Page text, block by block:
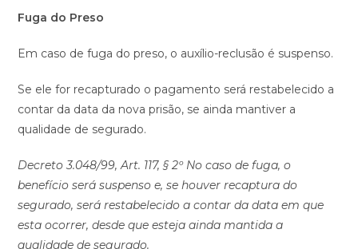
Fuga do Preso
Em caso de fuga do preso, o auxílio-reclusão é suspenso.
Se ele for recapturado o pagamento será restabelecido a
contar da data da nova prisão, se ainda mantiver a
qualidade de segurado.
Decreto 3.048/99, Art. 117, § 2º No caso de fuga, o
benefício será suspenso e, se houver recaptura do
segurado, será restabelecido a contar da data em que
esta ocorrer, desde que esteja ainda mantida a
qualidade de segurado.